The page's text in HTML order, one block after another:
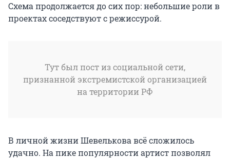
Схема продолжается до сих пор: небольшие роли в
проектах соседствуют с режиссурой.
Тут был пост из социальной сети,
признанной экстремистской организацией
на территории РФ
В личной жизни Шевелькова всё сложилось
удачно. На пике популярности артист позволял